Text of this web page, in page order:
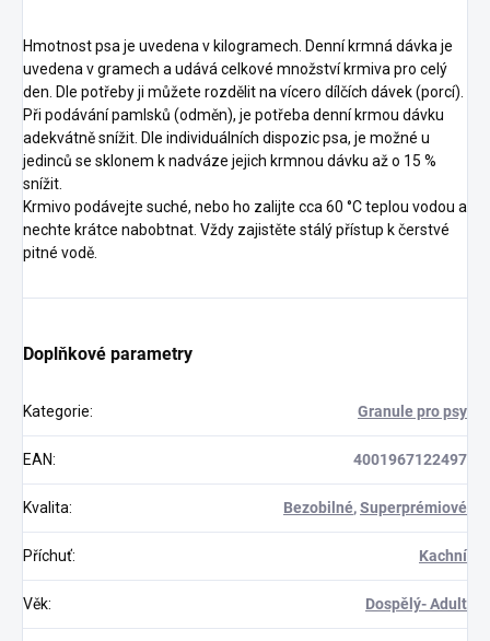
Hmotnost psa je uvedena v kilogramech. Denní krmná dávka je
uvedena v gramech a udává celkové množství krmiva pro celý
den. Dle potřeby ji můžete rozdělit na vícero dílčích dávek (porcí).
Při podávání pamlsků (odměn), je potřeba denní krmou dávku
adekvátně snížit. Dle individuálních dispozic psa, je možné u
jedinců se sklonem k nadváze jejich krmnou dávku až o 15 %
snížit.
Krmivo podávejte suché, nebo ho zalijte cca 60 °C teplou vodou a
nechte krátce nabobtnat. Vždy zajistěte stálý přístup k čerstvé
pitné vodě.
Doplňkové parametry
Kategorie: Granule pro psy
EAN: 4001967122497
Kvalita: Bezobilné,Superprémiové
Příchuť: Kachní
Věk: Dospělý- Adult